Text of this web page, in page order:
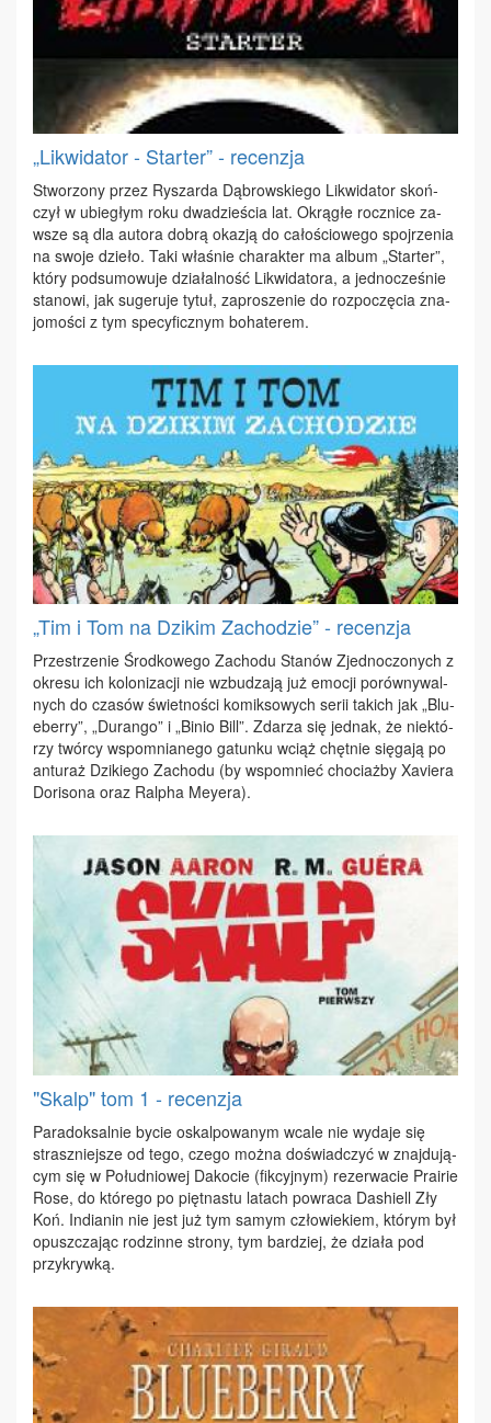
„Likwidator - Starter” - recenzja
Stwo­rzo­ny przez Ry­szar­da Dą­brow­skie­go Li­kwi­da­tor skoń­
czył w ubie­głym ro­ku dwa­dzie­ścia lat. Okrą­głe rocz­ni­ce za­
wsze są dla au­to­ra do­brą oka­zją do ca­ło­ścio­we­go spoj­rze­nia
na swo­je dzie­ło. Ta­ki wła­śnie cha­rak­ter ma al­bum „Star­ter”,
któ­ry pod­su­mo­wu­je dzia­łal­ność Li­kwi­da­to­ra, a jed­no­cze­śnie
sta­no­wi, jak su­ge­ru­je ty­tuł, za­pro­sze­nie do roz­po­czę­cia zna­
jo­mo­ści z tym spe­cy­ficz­nym bo­ha­te­rem.
„Tim i Tom na Dzikim Zachodzie” - recenzja
Prze­strze­nie Środ­ko­we­go Za­cho­du Sta­nów Zjed­no­czo­nych z
okre­su ich ko­lo­ni­za­cji nie wzbu­dza­ją już emo­cji po­rów­ny­wal­
nych do cza­sów świet­no­ści ko­mik­so­wych se­rii ta­kich jak „Blu­
eber­ry”, „Du­ran­go” i „Bi­nio Bill”. Zda­rza się jed­nak, że nie­któ­
rzy twór­cy wspo­mnia­ne­go ga­tun­ku wciąż chęt­nie się­ga­ją po
an­tu­raż Dzi­kie­go Za­cho­du (by wspo­mnieć cho­ciaż­by Xa­vie­ra
Do­ri­so­na oraz Ral­pha Mey­era).
"Skalp" tom 1 - recenzja
Pa­ra­dok­sal­nie by­cie oskal­po­wa­nym wca­le nie wy­da­je się
strasz­niej­sze od te­go, cze­go moż­na do­świad­czyć w znaj­du­ją­
cym się w Po­łu­dnio­wej Da­ko­cie (fik­cyj­nym) re­zer­wa­cie Pra­irie
Ro­se, do któ­re­go po pięt­na­stu la­tach po­wra­ca Da­shiell Zły
Koń. In­dia­nin nie jest już tym sa­mym czło­wie­kiem, któ­rym był
opusz­cza­jąc ro­dzin­ne stro­ny, tym bar­dziej, że dzia­ła pod
przy­kryw­ką.